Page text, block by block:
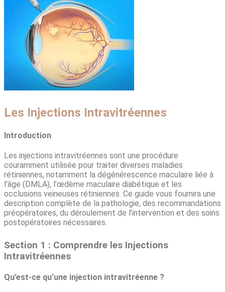
Les Injections Intravitréennes
Introduction
Les injections intravitréennes sont une procédure
couramment utilisée pour traiter diverses maladies
rétiniennes, notamment la dégénérescence maculaire liée à
l’âge (DMLA), l’œdème maculaire diabétique et les
occlusions veineuses rétiniennes. Ce guide vous fournira une
description complète de la pathologie, des recommandations
préopératoires, du déroulement de l’intervention et des soins
postopératoires nécessaires.
Section 1 : Comprendre les Injections
Intravitréennes
Qu’est-ce qu’une injection intravitréenne ?